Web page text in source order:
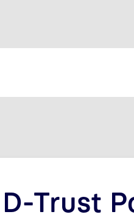
D-Trust